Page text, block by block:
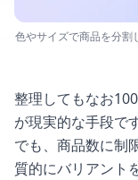
色やサイズで商品を分割
整理してもなお
が現実的な手段で
でも、商品数に制
質的にバリアント